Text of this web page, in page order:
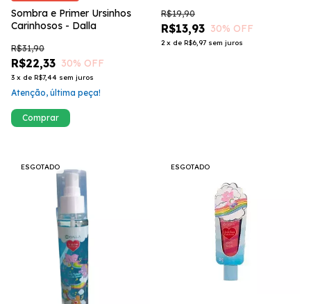
Sombra e Primer Ursinhos
Carinhosos - Dalla
R$22,33
R$31,90
30% OFF
3 x de R$7,44 sem juros
Atenção, última peça!
Comprar
R$13,93
R$19,90
30% OFF
2 x de R$6,97 sem juros
ESGOTADO ESGOTADO